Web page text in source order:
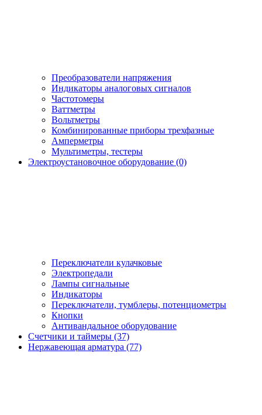
Преобразователи напряжения
Индикаторы аналоговых сигналов
Частотомеры
Ваттметры
Вольтметры
Комбинированные приборы трехфазные
Амперметры
Мультиметры, тестеры
Электроустановочное оборудование (0)
Переключатели кулачковые
Электропедали
Лампы сигнальные
Индикаторы
Переключатели, тумблеры, потенциометры
Кнопки
Антивандальное оборудование
Счетчики и таймеры (37)
Нержавеющая арматура (77)